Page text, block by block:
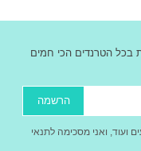
בכל הטרנדים הכי חמים
הרשמה
ועוד, ואני מסכימה לתנאי